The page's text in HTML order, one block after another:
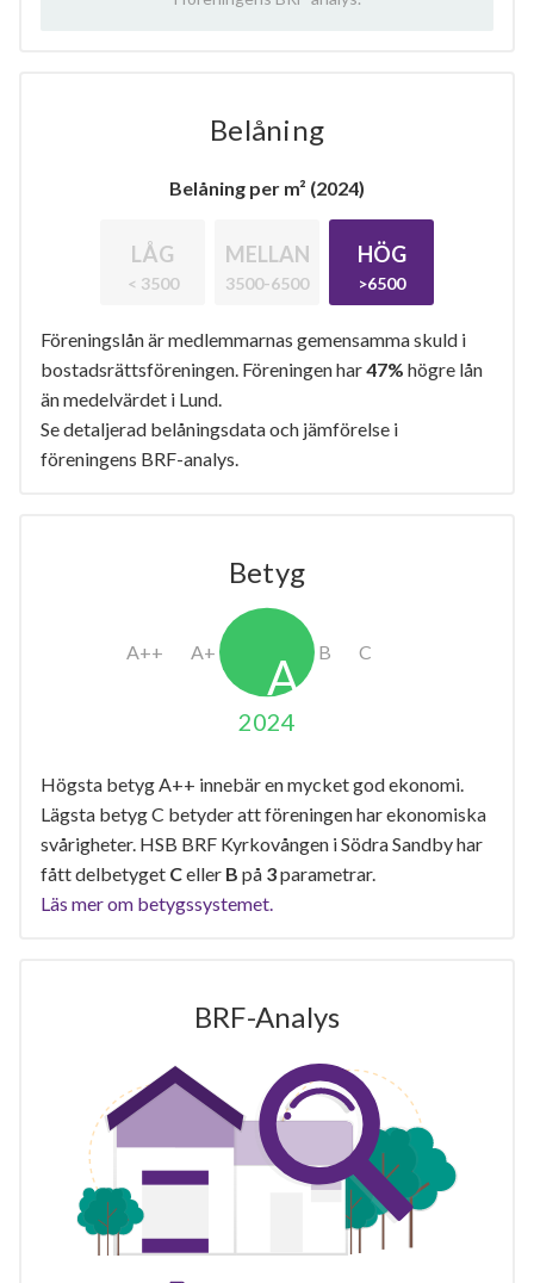
Belåning
Belåning per m² (2024)
LÅG
< 3500
MELLAN
3500-6500
HÖG
>6500
Föreningslån är medlemmarnas gemensamma skuld i
bostadsrättsföreningen. Föreningen har47% högre lån
än medelvärdet i Lund.
Se detaljerad belåningsdata och jämförelse i
föreningens BRF-analys.
Betyg
2024
Högsta betyg A++ innebär en mycket god ekonomi.
Lägsta betyg C betyder att föreningen har ekonomiska
svårigheter. HSB BRF Kyrkovången i Södra Sandby har
fått delbetyget Celler B på 3parametrar.
Läs mer om betygssystemet.
BRF-Analys